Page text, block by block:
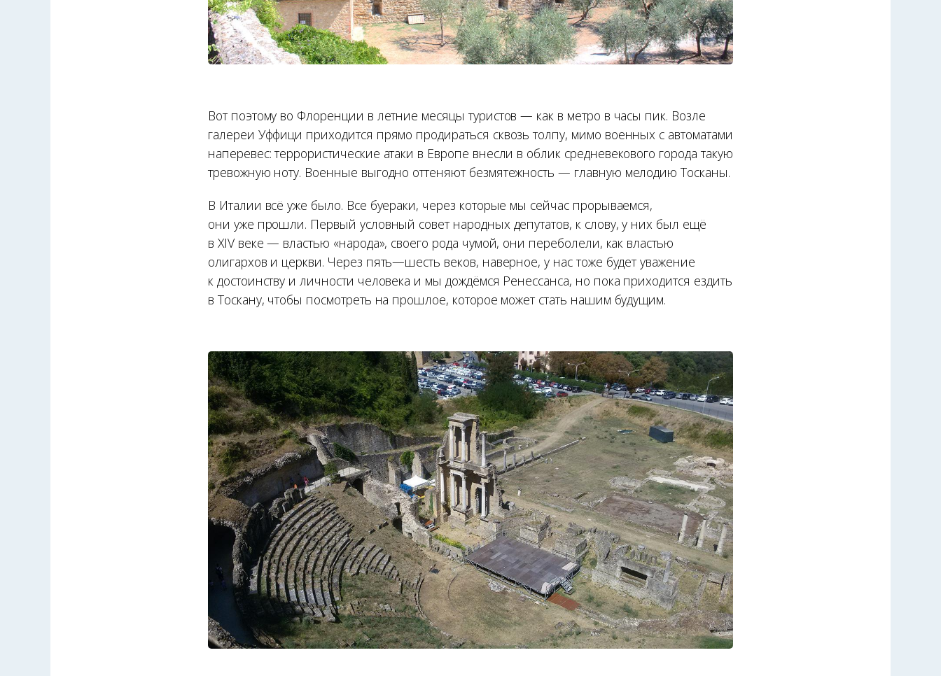
Вот поэтому во Флоренции в летние месяцы туристов — как в метро в часы пик. Возле
галереи Уффици приходится прямо продираться сквозь толпу, мимо военных с автоматами
наперевес: террористические атаки в Европе внесли в облик средневекового города такую
тревожную ноту. Военные выгодно оттеняют безмятежность — главную мелодию Тосканы.
В Италии всё уже было. Все буераки, через которые мы сейчас прорываемся,
они уже прошли. Первый условный совет народных депутатов, к слову, у них был ещё
в XIV веке — властью «народа», своего рода чумой, они переболели, как властью
олигархов и церкви. Через пять—шесть веков, наверное, у нас тоже будет уважение
к достоинству и личности человека и мы дождёмся Ренессанса, но пока приходится ездить
в Тоскану, чтобы посмотреть на прошлое, которое может стать нашим будущим.